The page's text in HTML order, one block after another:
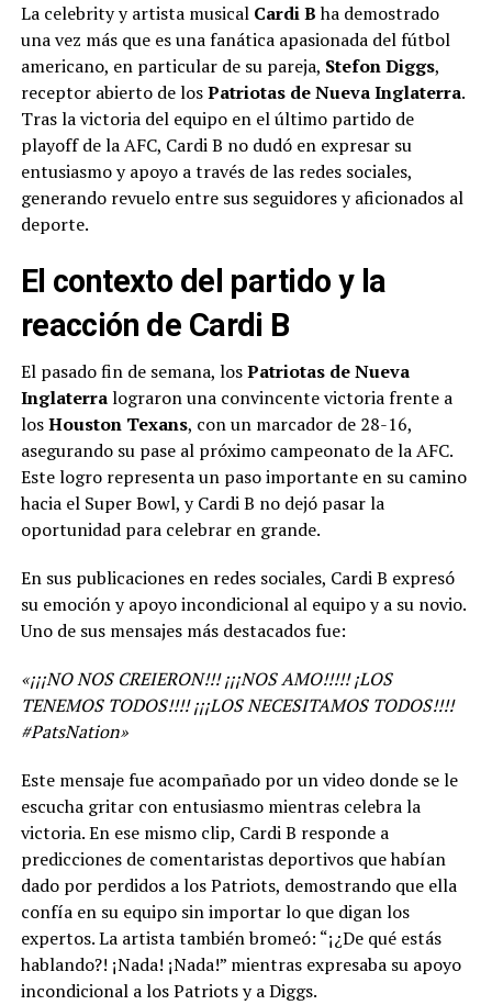
La celebrity y artista musical Cardi Bha demostrado
una vez más que es una fanática apasionada del fútbol
americano, en particular de su pareja, Stefon Diggs,
receptor abierto de losPatriotas de Nueva Inglaterra.
Tras la victoria del equipo en el último partido de
playoff de la AFC, Cardi B no dudó en expresar su
entusiasmo y apoyo a través de las redes sociales,
generando revuelo entre sus seguidores y aficionados al
deporte.
El contexto del partido y la
reacción de Cardi B
El pasado fin de semana, losPatriotas de Nueva
Inglaterralograron una convincente victoria frente a
losHouston Texans, con un marcador de 28-16,
asegurando su pase al próximo campeonato de la AFC.
Este logro representa un paso importante en su camino
hacia el Super Bowl, y Cardi B no dejó pasar la
oportunidad para celebrar en grande.
En sus publicaciones en redes sociales, Cardi B expresó
su emoción y apoyo incondicional al equipo y a su novio.
Uno de sus mensajes más destacados fue:
«¡¡¡NO NOS CREIERON!!! ¡¡¡NOS AMO!!!!! ¡LOS
TENEMOS TODOS!!!! ¡¡¡LOS NECESITAMOS TODOS!!!!
#PatsNation»
Este mensaje fue acompañado por un video donde se le
escucha gritar con entusiasmo mientras celebra la
victoria. En ese mismo clip, Cardi B responde a
predicciones de comentaristas deportivos que habían
dado por perdidos a los Patriots, demostrando que ella
confía en su equipo sin importar lo que digan los
expertos. La artista también bromeó: “¡¿De qué estás
hablando?! ¡Nada! ¡Nada!” mientras expresaba su apoyo
incondicional a los Patriots y a Diggs.